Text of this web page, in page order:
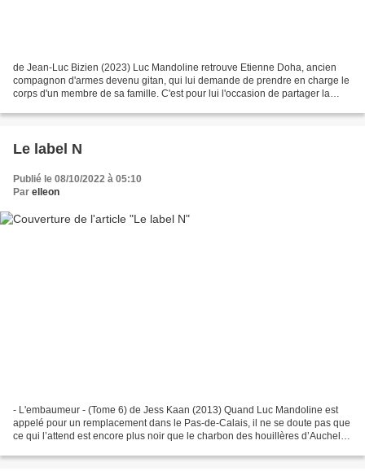
de Jean-Luc Bizien (2023) Luc Mandoline retrouve Etienne Doha, ancien
compagnon d'armes devenu gitan, qui lui demande de prendre en charge le
corps d'un membre de sa famille. C'est pour lui l'occasion de partager la
Le label N
Publié le 08/10/2022 à 05:10
Par elleon
- L'embaumeur - (Tome 6) de Jess Kaan (2013) Quand Luc Mandoline est
appelé pour un remplacement dans le Pas-de-Calais, il ne se doute pas que
ce qui l’attend est encore plus noir que le charbon des houillères d’Auchel.